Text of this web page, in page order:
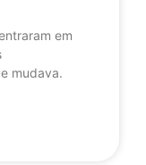
em
mudava.